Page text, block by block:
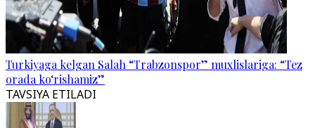
Turkiyaga kelgan Salah “Trabzonspor” muxlislariga: “Tez
orada ko‘rishamiz”
TAVSIYA ETILADI